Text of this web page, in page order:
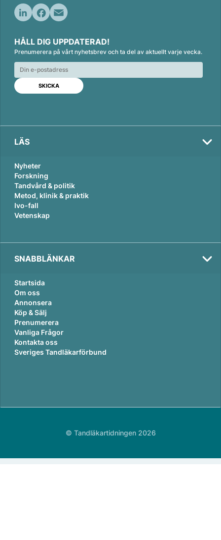
n
k
e
d
n
c
e
b
o
o
k
a
i
l
HÅLL DIG UPPDATERAD!
Prenumerera på vårt nyhetsbrev och ta del av aktuellt varje vecka.
LÄS
Nyheter
Forskning
Tandvård & politik
Metod, klinik & praktik
Ivo-fall
Vetenskap
SNABBLÄNKAR
Startsida
Om oss
Annonsera
Köp & Sälj
Prenumerera
Vanliga Frågor
Kontakta oss
Sveriges Tandläkarförbund
© Tandläkartidningen 2026